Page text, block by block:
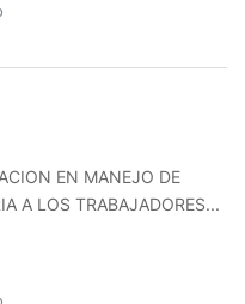
EN MANEJO DE
A LOS TRABAJADORES...